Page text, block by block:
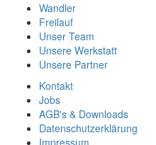
Wandler
Freilauf
Unser Team
Unsere Werkstatt
Unsere Partner
Kontakt
Jobs
AGB's & Downloads
Datenschutzerklärung